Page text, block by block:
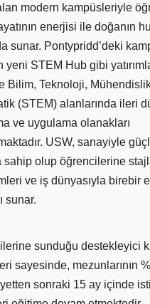
modern kampüsleriyle
enerjisi ile doğanın
sunar. Pontypridd’deki
yeni STEM Hub gibi
Bilim, Teknoloji,
(STEM) alanlarında ileri
ve uygulama olanakları
USW, sanayiyle
sahip olup öğrencilerine
ve iş dünyasıyla birebir
sunar.
sunduğu destekleyici
sayesinde, mezunlarının
sonraki 15 ay içinde